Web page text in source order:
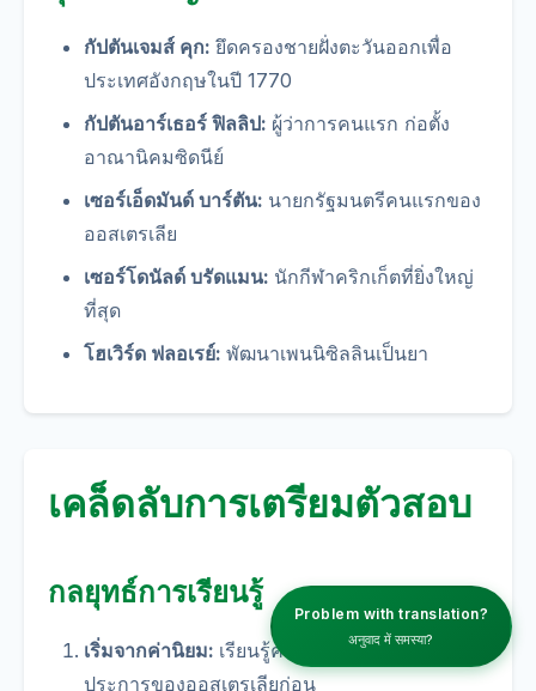
กัปตันเจมส์ คุก: ยึดครองชายฝั่งตะวันออกเพื่อ
ประเทศอังกฤษในปี 1770
กัปตันอาร์เธอร์ ฟิลลิป: ผู้ว่าการคนแรก ก่อตั้ง
อาณานิคมซิดนีย์
เซอร์เอ็ดมันด์ บาร์ตัน: นายกรัฐมนตรีคนแรกของ
ออสเตรเลีย
เซอร์โดนัลด์ บรัดแมน: นักกีฬาคริกเก็ตที่ยิ่งใหญ่
ที่สุด
โฮเวิร์ด ฟลอเรย์: พัฒนาเพนนิซิลลินเป็นยา
เคล็ดลับการเตรียมตัวสอบ
กลยุทธ์การเรียนรู้
เริ่มจากค่านิยม: เรียนรู้คำถามเกี่ยวกับค่านิยม 5
ประการของออสเตรเลียก่อน
Problem with translation?
अनुवाद में समस्या?